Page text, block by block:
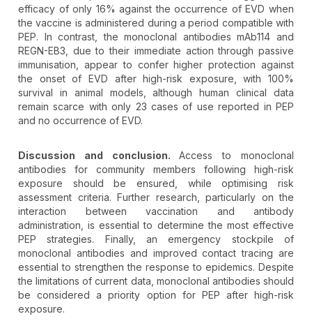
efficacy of only 16% against the occurrence of EVD when
the vaccine is administered during a period compatible with
PEP. In contrast, the monoclonal antibodies mAb114 and
REGN-EB3, due to their immediate action through passive
immunisation, appear to confer higher protection against
the onset of EVD after high-risk exposure, with 100%
survival in animal models, although human clinical data
remain scarce with only 23 cases of use reported in PEP
and no occurrence of EVD.
Discussion and conclusion.Access to monoclonal
antibodies for community members following high-risk
exposure should be ensured, while optimising risk
assessment criteria. Further research, particularly on the
interaction between vaccination and antibody
administration, is essential to determine the most effective
PEP strategies. Finally, an emergency stockpile of
monoclonal antibodies and improved contact tracing are
essential to strengthen the response to epidemics. Despite
the limitations of current data, monoclonal antibodies should
be considered a priority option for PEP after high-risk
exposure.